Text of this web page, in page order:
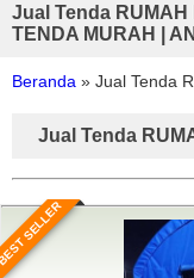
Jual Tenda
TENDA MURAH |
Beranda » Jual Tenda
Jual Tenda
SELLER